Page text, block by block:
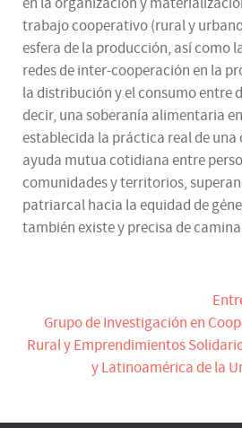
trabajo cooperativo (rural y
esfera de la producción, así como
redes de inter-cooperación en la
la distribución y el consumo entre
decir, una soberanía alimentaria
establecida la práctica real de una
ayuda mutua cotidiana entre
comunidades y territorios,
patriarcal hacia la equidad de
también existe y precisa de
Grupo de Investigación en
Rural y Emprendimientos
y Latinoamérica de la